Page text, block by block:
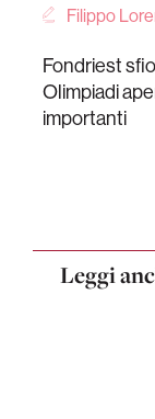
Filippo
Fondriest
Olimpiadi
importanti
Leggi